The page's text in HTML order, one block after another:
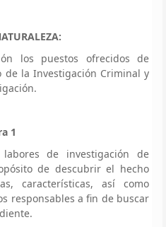
los puestos ofrecidos de
la Investigación Criminal y
1
de investigación de
de descubrir el hecho
características, así como
responsables a fin de buscar